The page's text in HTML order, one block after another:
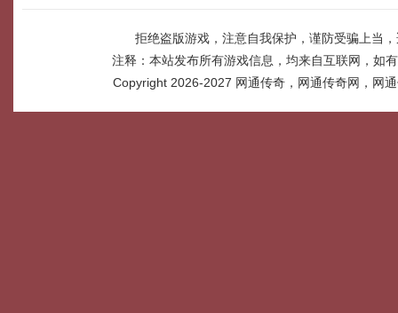
拒绝盗版游戏，注意自我保护，谨防受骗上当
注释：本站发布所有游戏信息，均来自互联网，如
Copyright 2026-2027 网通传奇，网通传奇网，网